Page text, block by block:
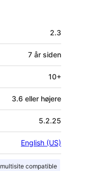
2.3
7 år siden
10+
3.6 eller højere
5.2.25
English (US)
multisite compatible